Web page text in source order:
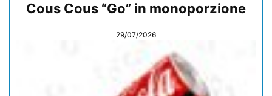
Cous Cous “Go” in monoporzione
29/07/2026